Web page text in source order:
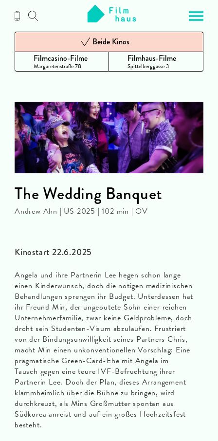
Inhalt
Filmcasino-Filme
Margaretenstraße 78
Beide Kinos
Filmhaus-Filme
Spittelberggasse 3
Kinostart 22.6.2025
Angela und ihre Partnerin Lee hegen schon lange
einen Kinderwunsch, doch die nötigen medizinischen
Behandlungen sprengen ihr Budget. Unterdessen hat
ihr Freund Min, der ungeoutete Sohn einer reichen
Unternehmerfamilie, zwar keine Geldprobleme, doch
droht sein Studenten-Visum abzulaufen. Frustriert
von der Bindungsunwilligkeit seines Partners Chris,
macht Min einen unkonventionellen Vorschlag: Eine
pragmatische Green-Card-Ehe mit Angela im
Tausch gegen eine teure IVF-Befruchtung ihrer
Partnerin Lee. Doch der Plan, dieses Arrangement
klammheimlich über die Bühne zu bringen, wird
durchkreuzt, als Mins Großmutter spontan aus
Südkorea anreist und auf ein großes Hochzeitsfest
besteht.
The Wedding Banquet
Andrew Ahn | US 2025 | 102 min | OV